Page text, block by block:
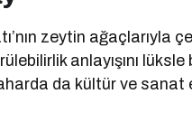
zeytin ağaçlarıyla
anlayışını
da kültür ve sanat